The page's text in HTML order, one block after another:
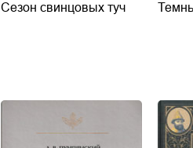
Сезон свинцовых туч